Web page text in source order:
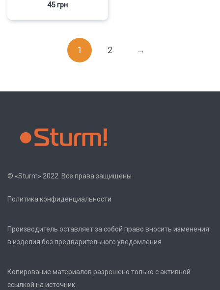
45грн
1 2 →
© «Sturm» 2022. Все права защищены
Политика конфиденциальности
Производитель оставляет за собой право вносить изменения
в изделия без предварительного уведомления
Копирование материалов разрешено только с активной
ссылкой на источник